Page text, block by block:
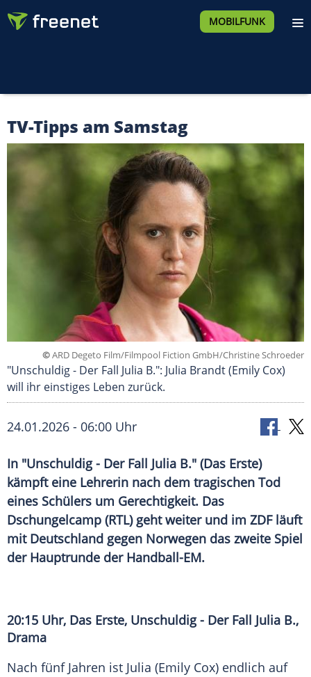
MOBILFUNK
TV-Tipps am Samstag
©ARD Degeto Film/Filmpool Fiction GmbH/Christine Schroeder
"Unschuldig - Der Fall Julia B.": Julia Brandt (Emily Cox)
will ihr einstiges Leben zurück.
24.01.2026 - 06:00 Uhr
In "Unschuldig - Der Fall Julia B." (Das Erste)
kämpft eine Lehrerin nach dem tragischen Tod
eines Schülers um Gerechtigkeit. Das
Dschungelcamp (RTL) geht weiter und im ZDF läuft
mit Deutschland gegen Norwegen das zweite Spiel
der Hauptrunde der Handball-EM.
20:15 Uhr, Das Erste, Unschuldig - Der Fall Julia B.,
Drama
Nach fünf Jahren ist Julia (Emily Cox) endlich auf